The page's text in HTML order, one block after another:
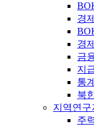
경
경
금
지
통
북
지역연구
주